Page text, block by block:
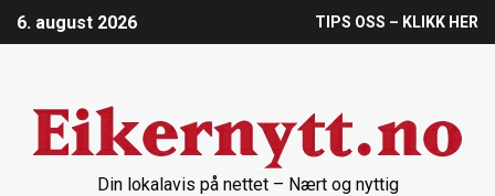
6. august 2026 TIPS OSS – KLIKK HER
Din lokalavis på nettet – Nært og nyttig